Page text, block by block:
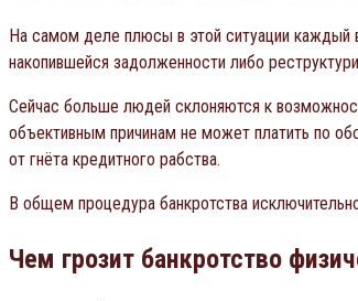
На самом деле плюсы в этой ситуации каждый
накопившейся задолженности либо
Сейчас больше людей склоняются к
объективным причинам не может платить по
от гнёта кредитного рабства.
В общем процедура банкротства
Чем грозит банкротство